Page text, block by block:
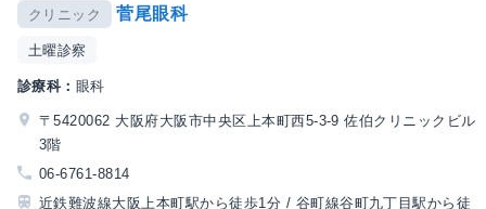
クリニック 菅尾眼科
土曜診察
診療科： 眼科
〒5420062 大阪府大阪市中央区上本町西5-3-9 佐伯クリニックビル
3階
06-6761-8814
近鉄難波線大阪上本町駅から徒歩1分 / 谷町線谷町九丁目駅から徒